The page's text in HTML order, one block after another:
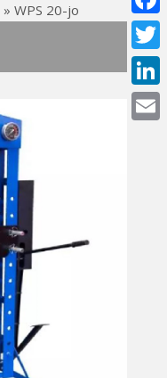
» WPS 20-jo